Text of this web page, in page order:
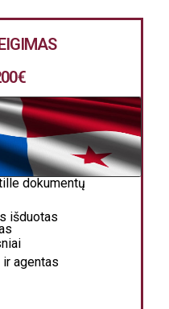
€
dokumentų
išduotas
agentas